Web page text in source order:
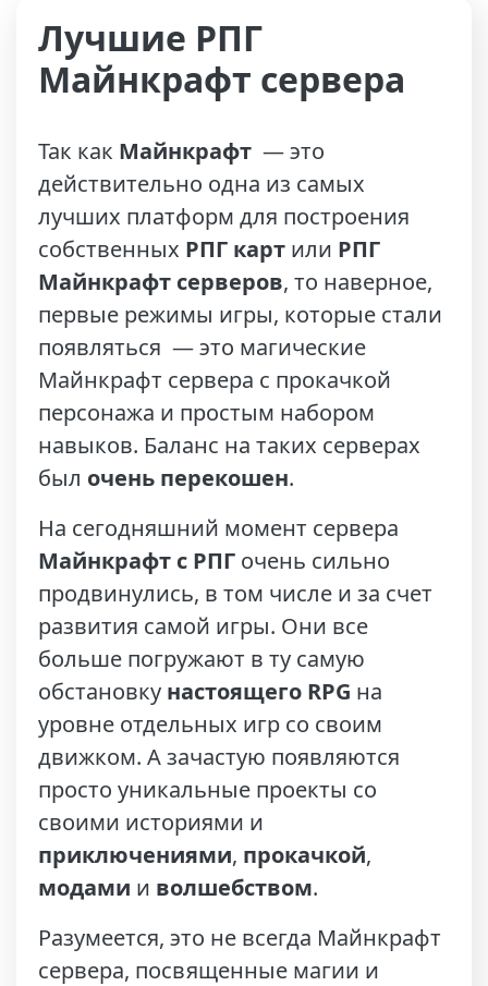
Лучшие РПГ
Майнкрафт сервера
Так как Майнкрафт — это
действительно одна из самых
лучших платформ для построения
собственных РПГ карт или РПГ
Майнкрафт серверов, то наверное,
первые режимы игры, которые стали
появляться — это магические
Майнкрафт сервера с прокачкой
персонажа и простым набором
навыков. Баланс на таких серверах
был очень перекошен.
На сегодняшний момент сервера
Майнкрафт с РПГ очень сильно
продвинулись, в том числе и за счет
развития самой игры. Они все
больше погружают в ту самую
обстановку настоящего RPG на
уровне отдельных игр со своим
движком. А зачастую появляются
просто уникальные проекты со
своими историями и
приключениями, прокачкой,
модами и волшебством.
Разумеется, это не всегда Майнкрафт
сервера, посвященные магии и